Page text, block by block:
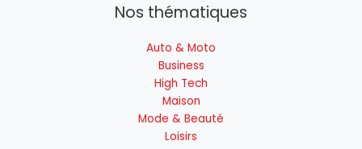
Nos thématiques
Auto & Moto
Business
High Tech
Maison
Mode & Beauté
Loisirs